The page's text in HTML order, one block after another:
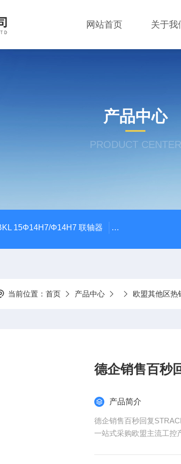
网站首页 关于我
产品中心
PRODUCT CENTER
15Φ14H7/Φ14H7 联轴器 0184-45703-3-
当前位置：首页 产品中心 欧盟其他区热
德企销售百秒
产品简介
德企销售百秒回复
一站式采购欧盟主流工控